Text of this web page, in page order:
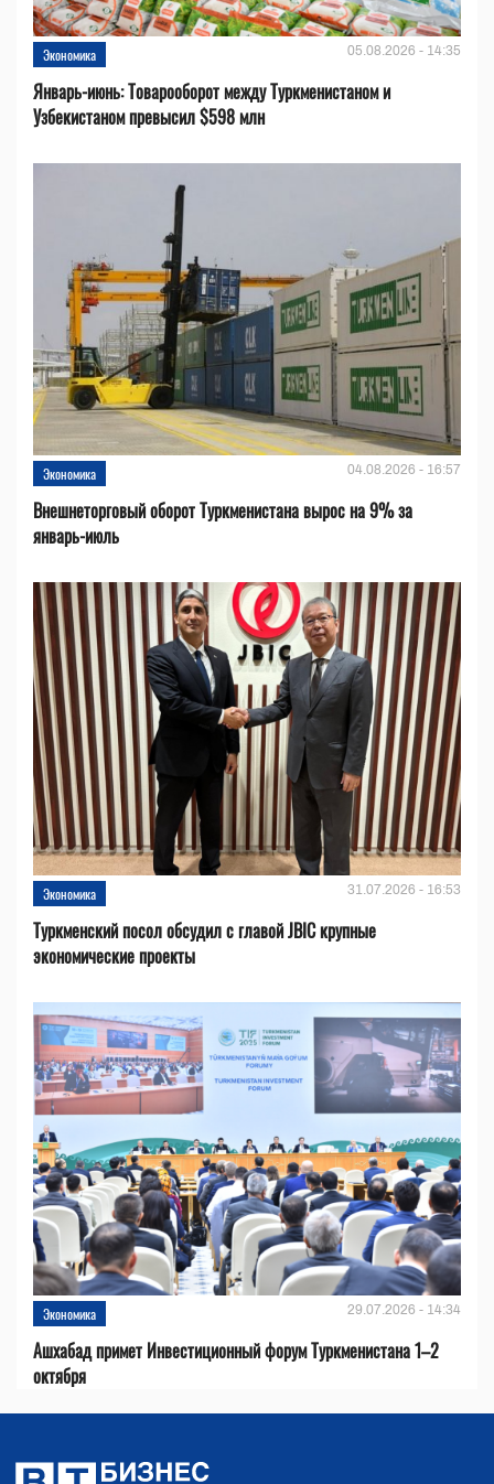
Экономика 05.08.2026 - 14:35
Январь-июнь: Товарооборот между Туркменистаном и
Узбекистаном превысил $598 млн
Экономика 04.08.2026 - 16:57
Внешнеторговый оборот Туркменистана вырос на 9% за
январь-июль
Экономика 31.07.2026 - 16:53
Туркменский посол обсудил с главой JBIC крупные
экономические проекты
Экономика 29.07.2026 - 14:34
Ашхабад примет Инвестиционный форум Туркменистана 1–2
октября